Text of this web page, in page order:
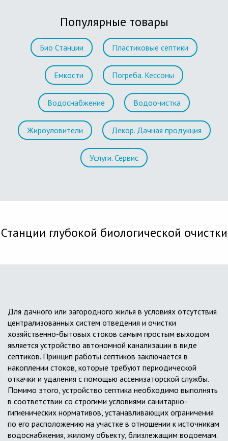
Популярные товары
Био Станции Пластиковые септики
Емкости Погреба. Кессоны
Водоснабжение Водоочистка
Жироуловители Декор. Дачная продукция
Услуги. Сервис
Станции глубокой биологической очистки
Для дачного или загородного жилья в условиях отсутствия
централизованных систем отведения и очистки
хозяйственно-бытовых стоков самым простым выходом
является устройство автономной канализации в виде
септиков. Принцип работы септиков заключается в
накоплении стоков, которые требуют периодической
откачки и удаления с помощью ассенизаторской службы.
Помимо этого, устройство септика необходимо выполнять
в соответствии со строгими условиями санитарно-
гигиенических нормативов, устанавливающих ограничения
по его расположению на участке в отношении к источникам
водоснабжения, жилому объекту, близлежащим водоемам.